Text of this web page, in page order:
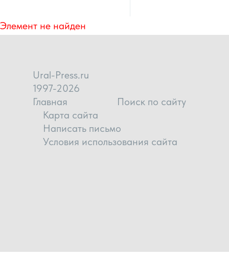
Элемент не найден
Ural-Press.ru
1997-2026
Главная
Поиск по сайту
Карта сайта
Написать письмо
Условия использования сайта